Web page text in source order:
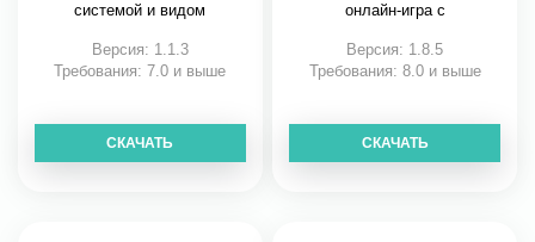
системой и видом
Версия: 1.1.3
Требования: 7.0 и выше
СКАЧАТЬ
онлайн-игра с
Версия: 1.8.5
Требования: 8.0 и выше
СКАЧАТЬ